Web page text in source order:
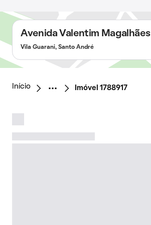
Avenida Valentim Magalhães
Vila Guarani, Santo André
Início Imóvel 1788917